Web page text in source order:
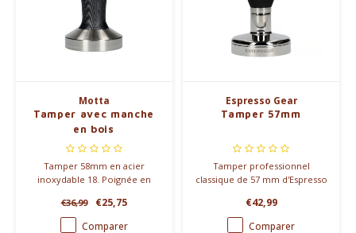
Motta
Tamper avec manche
en bois
Tamper 58mm en acier
inoxydable 18. Poignée en
noir et blanc ou noir de
carbone.
€36,99 €25,75
Comparer
Espresso Gear
Tamper 57mm
Tamper professionnel
classique de 57 mm d'Espresso
inoxydable de haute qualité et
en bois de rose.
€42,99
Comparer